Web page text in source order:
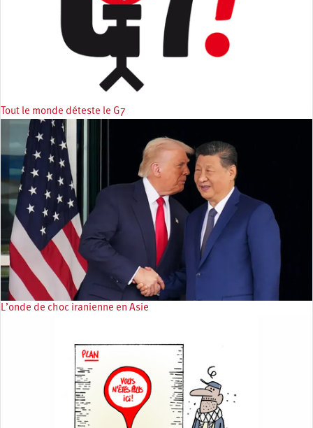
Tout le monde déteste le G7
L’onde de choc iranienne en Asie